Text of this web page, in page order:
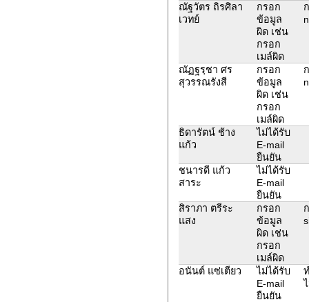
ณัฐวัตร ถิรศิลา
เวทย์
กรอก
ข้อมูล
ผิด เช่น
กรอก
เมล์ผิด
ณัฏฐรฺชา ศร
สุวรรณรังสี
กรอก
ข้อมูล
ผิด เช่น
กรอก
เมล์ผิด
ธิดารัตน์ ช้าง
แก้ว
ไม่ได้รับ
E-mail
ยืนยัน
ชนารดี แก้ว
สาระ
ไม่ได้รับ
E-mail
ยืนยัน
สิราภา ตรีระ
แสง
กรอก
ข้อมูล
ผิด เช่น
กรอก
เมล์ผิด
อนันต์ แซ่เตียว
ไม่ได้รับ
E-mail
ยืนยัน